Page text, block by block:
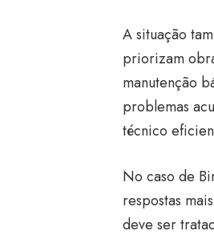
A situação
priorizam
manutenção
problemas
técnico
No caso de
respostas
deve ser